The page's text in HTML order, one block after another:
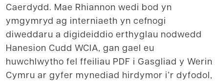
Caerdydd. Mae Rhiannon wedi bod yn
ymgymryd ag interniaeth yn cefnogi
diweddaru a digideiddio erthyglau nodwedd
Hanesion Cudd WCIA, gan gael eu
huwchlwytho fel ffeiliau PDF i Gasgliad y Werin
Cymru ar gyfer mynediad hirdymor i’r dyfodol,